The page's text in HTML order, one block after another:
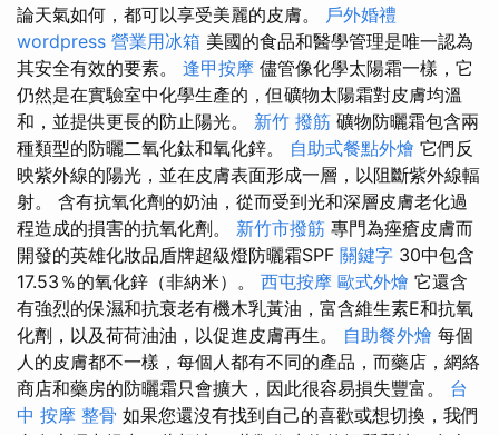
論天氣如何，都可以享受美麗的皮膚。 戶外婚禮
wordpress 營業用冰箱 美國的食品和醫學管理是唯一認為
其安全有效的要素。 逢甲按摩 儘管像化學太陽霜一樣，它
仍然是在實驗室中化學生產的，但礦物太陽霜對皮膚均溫
和，並提供更長的防止陽光。 新竹 撥筋 礦物防曬霜包含兩
種類型的防曬二氧化鈦和氧化鋅。 自助式餐點外燴 它們反
映紫外線的陽光，並在皮膚表面形成一層，以阻斷紫外線輻
射。 含有抗氧化劑的奶油，從而受到光和深層皮膚老化過
程造成的損害的抗氧化劑。 新竹市撥筋 專門為痤瘡皮膚而
開發的英雄化妝品盾牌超級燈防曬霜SPF 關鍵字 30中包含
17.53％的氧化鋅（非納米）。 西屯按摩 歐式外燴 它還含
有強烈的保濕和抗衰老有機木乳黃油，富含維生素E和抗氧
化劑，以及荷荷油油，以促進皮膚再生。 自助餐外燴 每個
人的皮膚都不一樣，每個人都有不同的產品，而藥店，網絡
商店和藥房的防曬霜只會擴大，因此很容易損失豐富。 台
中 按摩 整骨 如果您還沒有找到自己的喜歡或想切換，我們